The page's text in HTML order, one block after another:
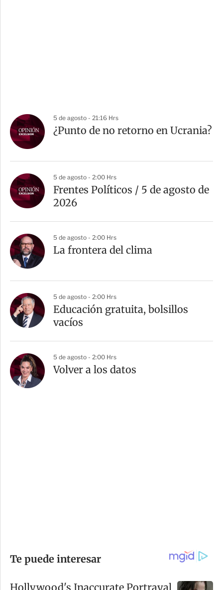
5 de agosto - 21:16 Hrs
¿Punto de no retorno en Ucrania?
5 de agosto - 2:00 Hrs
Frentes Políticos / 5 de agosto de
2026
5 de agosto - 2:00 Hrs
La frontera del clima
5 de agosto - 2:00 Hrs
Educación gratuita, bolsillos
vacíos
5 de agosto - 2:00 Hrs
Volver a los datos